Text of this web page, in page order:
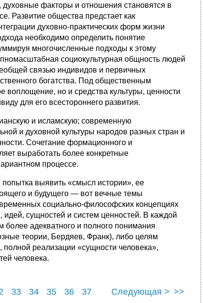
факторы и отношения становятся в
Развитие общества предстает как
духовно-практических форм жизни
необходимо определить понятие
многочисленные подходы к этому
социокультурная общность людей
связью индивидов и первичных
богатства. Под общественным
воплощение, но и средства культуры, ценности
для его всестороннего развития.
и исламскую; современную
и духовной культуры народов разных стран и
Сочетание формационного и
выработать более конкретные
процессе.
выявить «смысл истории», ее
и будущего — вот вечные темы
социально-философских концепциях
сущностей и систем ценностей. В каждой
более адекватного и полного понимания
теории, Бердяев, Франк), либо целям
реализации «сущности человека»,
человека.
33 34 35 36
37
Следующая > >>